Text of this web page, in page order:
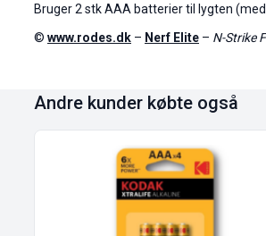
Bruger 2 stk AAA batterier til lygten
© www.rodes.dk – Nerf Elite – N-Strike
Andre kunder købte også